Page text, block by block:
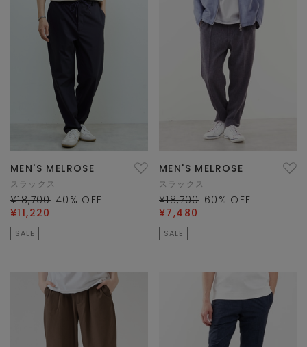
MEN'S MELROSE
スラックス
¥18,700 40 % OFF
¥11,220
SALE
MEN'S MELROSE
スラックス
¥18,700 60 % OFF
¥7,480
SALE